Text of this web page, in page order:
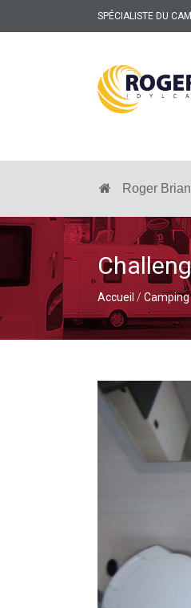
SPÉCIALISTE DU
ROGER
BRIANT
DU
CAR
DE
LA
CARAVANE
À
RENNES
Roger
Accueil / Camping